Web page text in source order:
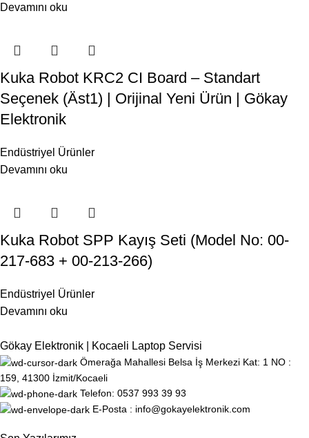
Devamını oku
Kuka Robot KRC2 CI Board – Standart
Seçenek (Äst1) | Orijinal Yeni Ürün | Gökay
Elektronik
Endüstriyel Ürünler
Devamını oku
Kuka Robot SPP Kayış Seti (Model No: 00-
217-683 + 00-213-266)
Endüstriyel Ürünler
Devamını oku
Gökay Elektronik | Kocaeli Laptop Servisi
Ömerağa Mahallesi Belsa İş Merkezi Kat: 1 NO :
159, 41300 İzmit/Kocaeli
Telefon: 0537 993 39 93
E-Posta : info@gokayelektronik.com